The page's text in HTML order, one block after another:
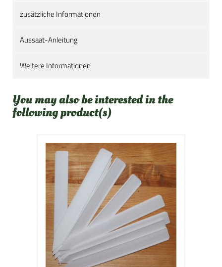
zusätzliche Informationen
Aussaat-Anleitung
Weitere Informationen
You may also be interested in the
following product(s)